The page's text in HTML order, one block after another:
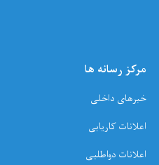
مرکز رسانه ها
خبرهای داخلی
اعلانات کاریابی
اعلانات دواطلبی